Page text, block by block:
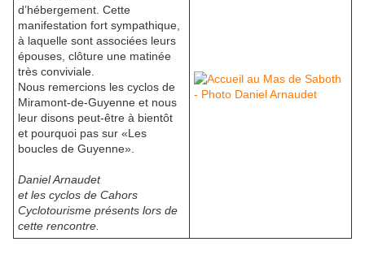
d’hébergement. Cette
manifestation fort sympathique,
à laquelle sont associées leurs
épouses, clôture une matinée
très conviviale.
Nous remercions les cyclos de
Miramont-de-Guyenne et nous
leur disons peut-être à bientôt
et pourquoi pas sur «Les
boucles de Guyenne».
Daniel Arnaudet
et les cyclos de Cahors
Cyclotourisme présents lors de
cette rencontre.